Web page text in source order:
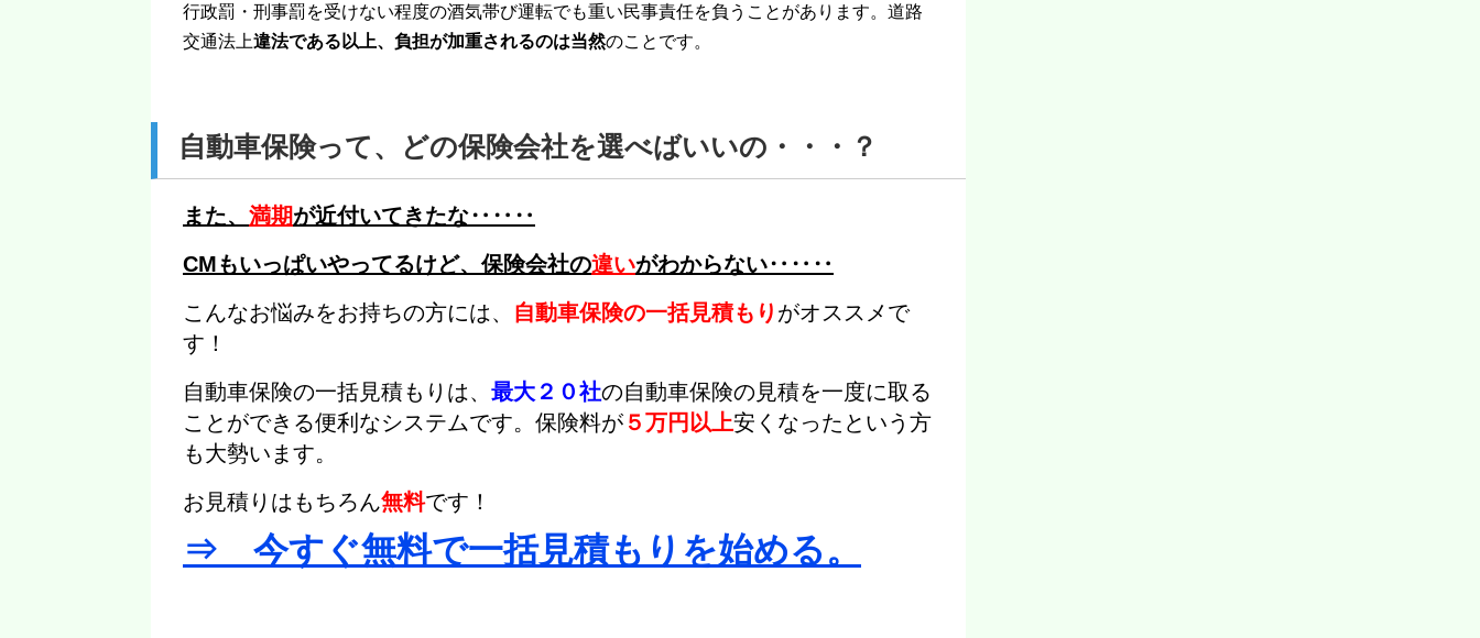
行政罰・刑事罰を受けない程度の酒気帯び運転でも重い民事責任を負うことがあります。道路
交通法上違法である以上、負担が加重されるのは当然のことです。
自動車保険って、どの保険会社を選べばいいの・・・？
また、 満期が近付いてきたな‥‥‥
CMもいっぱいやってるけど、保険会社の違いがわからない‥‥‥
こんなお悩みをお持ちの方には、 自動車保険の一括見積もり がオススメで
す！
自動車保険の一括見積もりは、 最大２０社の自動車保険の見積を一度に取る
ことができる便利なシステムです。 保険料が ５万円以上安くなった という方
も大勢います。
お見積りはもちろん無料です！
⇒ 今すぐ無料で一括見積もりを始める。